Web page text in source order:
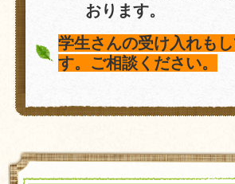
おります。
学生さんの受け入れも
す。ご相談ください。